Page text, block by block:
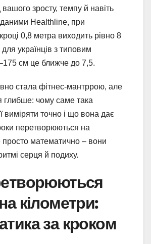
вашого зросту, темпу й навіть
Healthline, при
0,8 метра виходить рівно 8
для українців з типовим
см це ближче до 7,5.
стала фітнес-мантррою, але
глибше: чому саме така
виміряти точно і що вона дає
перетворюються на
просто математично – вони
серця й подиху.
кілометри:
за кроком